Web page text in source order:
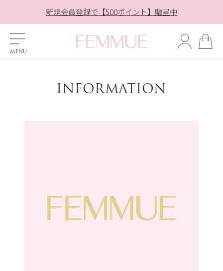
夏季休業の配送とお問合せ対応について ＞
対象商品ご購入でシートマスク1枚プレゼント ＞
新規会員登録で【500ポイント】贈呈中
LINE友だち追加で10％OFF！ ＞
夏季休業の配送とお問合せ対応について ＞
対象商品ご購入でシートマスク1枚プレゼント ＞
INFORMATION